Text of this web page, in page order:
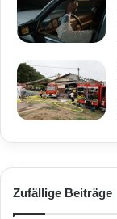
Zufällige Beiträge